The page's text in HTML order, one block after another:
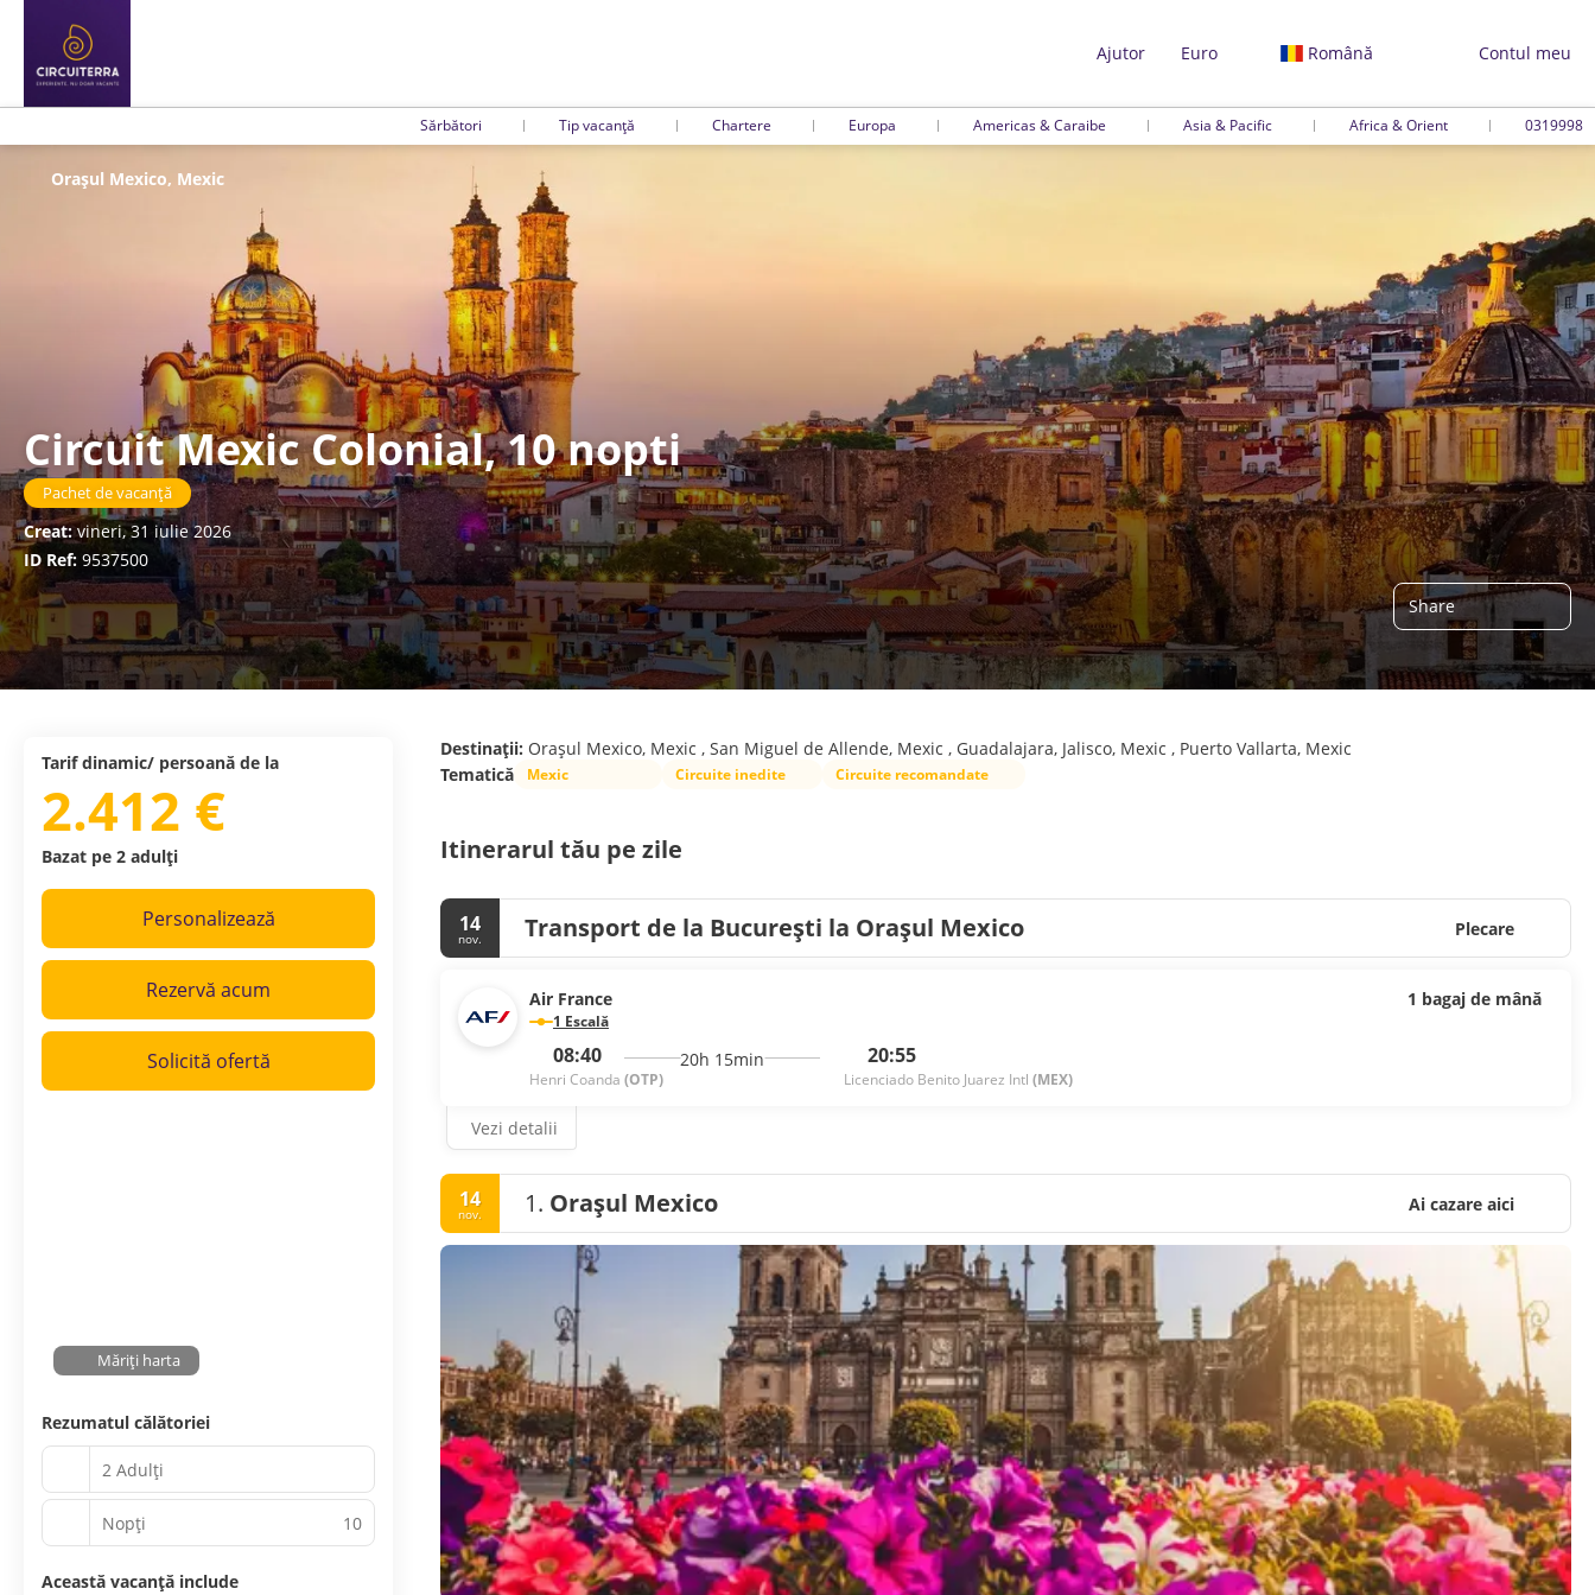
Ajutor Euro Română Contul meu
Sărbători Tip vacanță Chartere Europa Americas & Caraibe Asia & Pacific Africa & Orient 0319998
Circuit Mexic Colonial, 10 nopti
Pachet de vacanță
Creat:vineri, 31 iulie 2026
ID Ref: 9537500
Share
Orașul Mexico, Mexic
Destinații: Orașul Mexico, Mexic , San Miguel de Allende, Mexic , Guadalajara, Jalisco, Mexic , Puerto Vallarta, Mexic
Tematică
Mexic Circuite inedite Circuite recomandate
Itinerarul tău pe zile
14
nov. Transport de la București la Orașul Mexico Plecare
Air France
1 Escală
08:40
Henri Coanda (OTP)
20h 15min 20:55
Licenciado Benito Juarez Intl (MEX)
1 bagaj de mână
Vezi detalii
14
nov. 1. Orașul Mexico Ai cazare aici
Tarif dinamic/ persoană de la
2.412 €
Bazat pe 2 adulți
Personalizează
Rezervă acum
Solicită ofertă
Măriți harta
Rezumatul călătoriei
2 Adulți
Nopţi 10
Această vacanță include